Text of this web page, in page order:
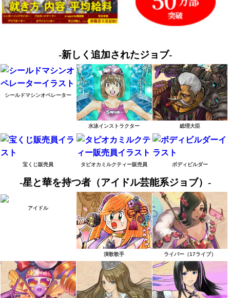
-新しく追加されたジョブ-
シールドマシンオペレーター
水泳インストラクター 総理大臣
宝くじ販売員 タピオカミルクティー販売員 ボディビルダー
-星と華を持つ者（アイドル芸能系ジョブ）-
アイドル
演歌歌手 ライバー（17ライブ）